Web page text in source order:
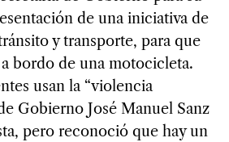
de una iniciativa de
y transporte, para que
bordo de una motocicleta.
usan la “violencia
Gobierno José Manuel Sanz
pero reconoció que hay un